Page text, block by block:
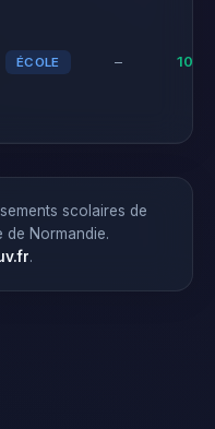
ÉCOLE – 100%
scolaires de
de Normandie.
.